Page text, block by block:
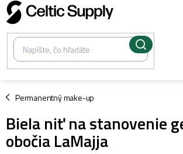
Prejsť
na
obsah
Permanentný make-up
/
Biela niť na stanovenie
obočia LaMajja